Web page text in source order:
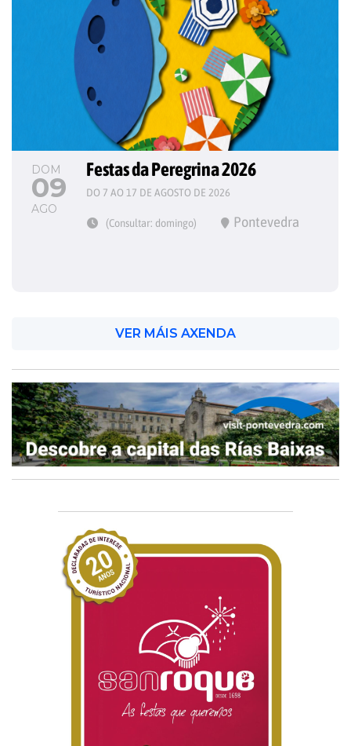
DOM
09
AGO
Festas da Peregrina 2026
DO 7 AO 17 DE AGOSTO DE 2026
(Consultar: domingo) Pontevedra
VER MÁIS AXENDA